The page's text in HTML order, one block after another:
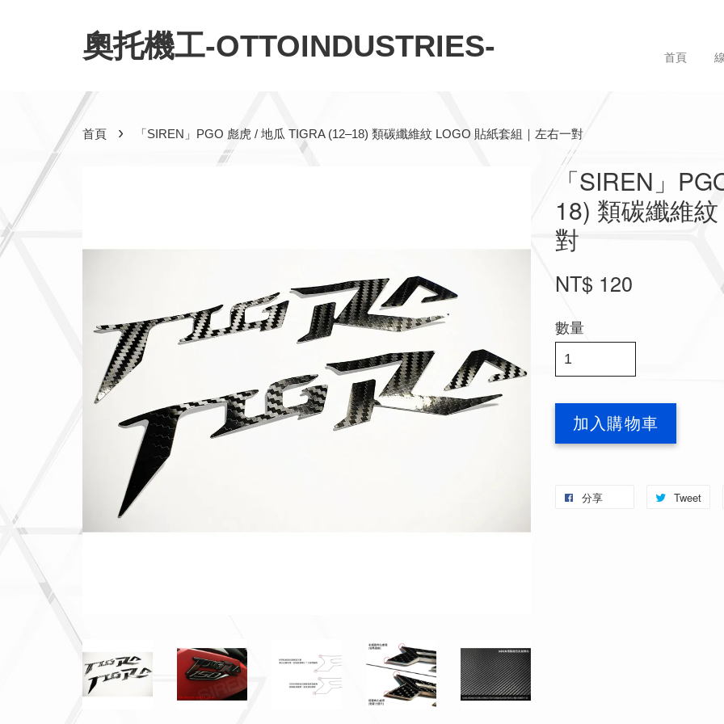
奧托機工-OTTOINDUSTRIES- 首頁
首頁 › 「SIREN」PGO 彪虎 / 地瓜 TIGRA (12–18) 類碳纖維紋 LOGO 貼紙套組｜左右一對
「SIREN」
18) 類碳纖維
對
NT$ 120
數量
加入購物車
分享 Tweet